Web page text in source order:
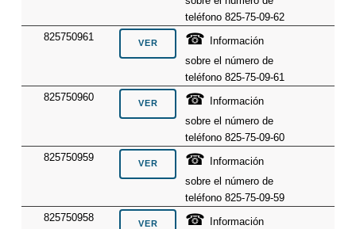
teléfono 825-75-09-62
825750961
☎
Información
sobre el número de
teléfono 825-75-09-61
825750960
☎
Información
sobre el número de
teléfono 825-75-09-60
825750959
☎
Información
sobre el número de
teléfono 825-75-09-59
825750958
☎
Información